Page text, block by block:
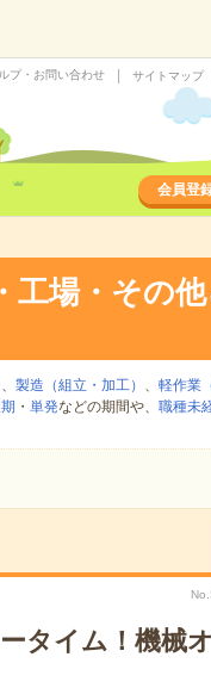
プ・お問い合わせ サイトマップ
会員登
工場・その他
製造（組立・加工） 、 軽作業
・ 単発などの期間や、 職種未
タイム！機械オ